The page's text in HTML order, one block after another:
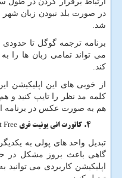
در صورت بلد نبودن زبان
شد.
برنامه ترجمه گوگل تا
می تواند تمامی زبان ها را
کند.
از خوبی های این اپلیکیشن
کلمه مد نظر را تایپ کنید و
هم به صورت عکس در برنامه
کانورت انی یونیت فری Convert Any Unit Free
تبدیل واحد های پولی به
گاهی باعث بروز مشکل در
اپلیکیشن کاربردی می